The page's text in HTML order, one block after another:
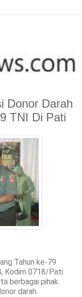
Donor Darah
TNI Di Pati
Tahun ke-79
Kodim 0718/Pati
berbagai pihak
darah.